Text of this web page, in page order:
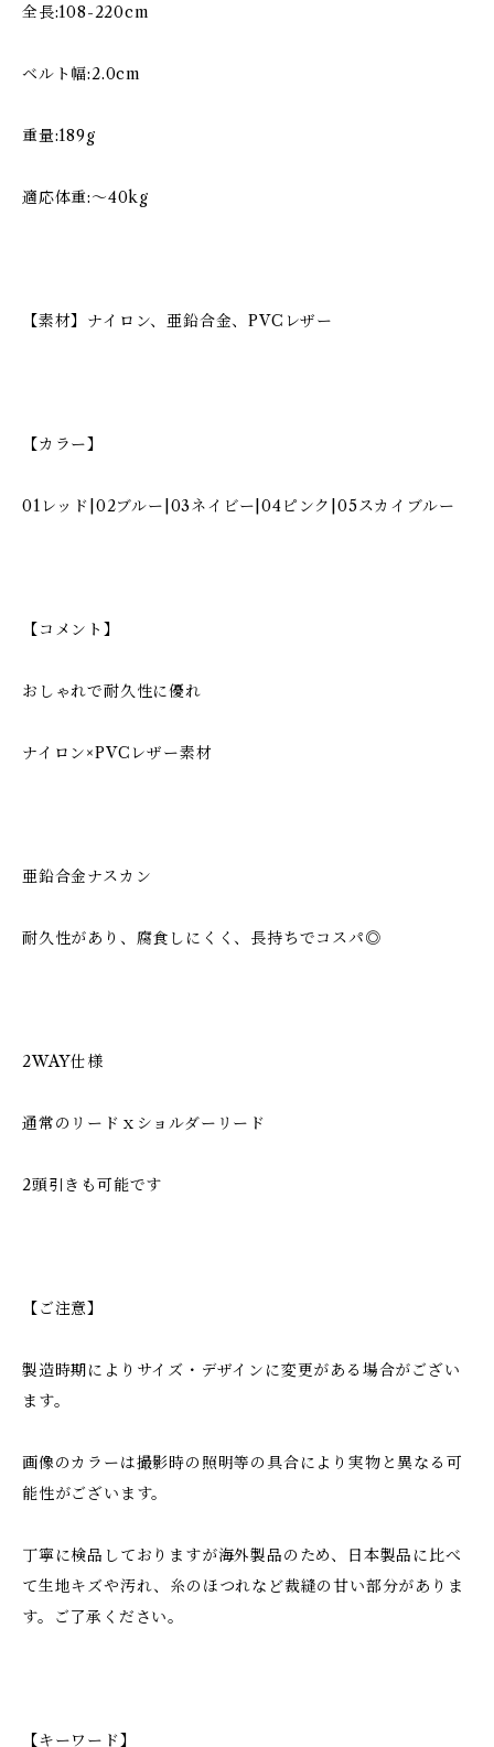
全長:108-220cm
ベルト幅:2.0cm
重量:189g
適応体重:〜40kg
【素材】ナイロン、亜鉛合金、PVCレザー
【カラー】
01レッド|02ブルー|03ネイビー|04ピンク|05スカイブルー
【コメント】
おしゃれで耐久性に優れ
ナイロン×PVCレザー素材
亜鉛合金ナスカン
耐久性があり、腐食しにくく、長持ちでコスパ◎
2WAY仕様
通常のリードｘショルダーリード
2頭引きも可能です
【ご注意】
製造時期によりサイズ・デザインに変更がある場合がござい
ます。
画像のカラーは撮影時の照明等の具合により実物と異なる可
能性がございます。
丁寧に検品しておりますが海外製品のため、日本製品に比べ
て生地キズや汚れ、糸のほつれなど裁縫の甘い部分がありま
す。ご了承ください。
【キーワード】